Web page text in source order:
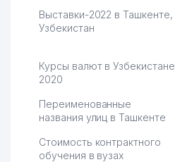
партнера для бизнеса.
Vip Brand 31.07.2026 11:43:39
Выставки-2022 в Ташкенте,
Узбекистан
Курсы валют в Узбекистане
2020
Переименованные
названия улиц в Ташкенте
Стоимость контрактного
обучения в вузах